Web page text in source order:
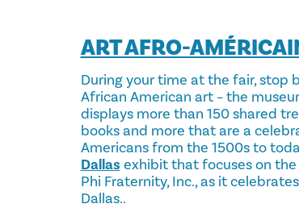
ART AFRO-
During your time at the fair, stop
African American art – the
displays more than 150 shared
books and more that are a
Americans from the 1500s to
Dallas exhibit that focuses on
Phi Fraternity, Inc., as it
Dallas..